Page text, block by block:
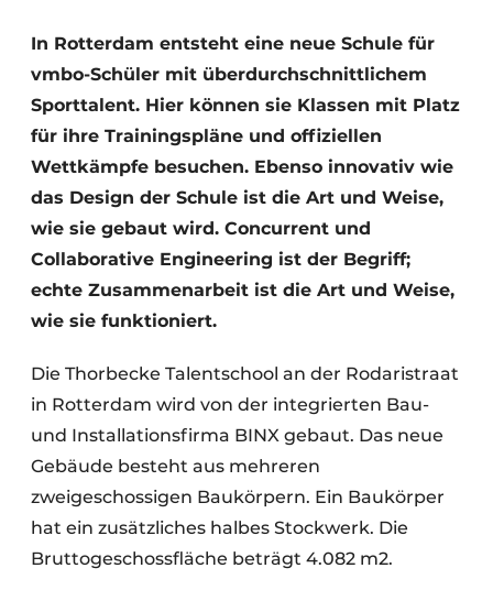
In Rotterdam entsteht eine neue Schule für
vmbo-Schüler mit überdurchschnittlichem
Sporttalent. Hier können sie Klassen mit Platz
für ihre Trainingspläne und offiziellen
Wettkämpfe besuchen. Ebenso innovativ wie
das Design der Schule ist die Art und Weise,
wie sie gebaut wird. Concurrent und
Collaborative Engineering ist der Begriff;
echte Zusammenarbeit ist die Art und Weise,
wie sie funktioniert.
Die Thorbecke Talentschool an der Rodaristraat
in Rotterdam wird von der integrierten Bau-
und Installationsfirma BINX gebaut. Das neue
Gebäude besteht aus mehreren
zweigeschossigen Baukörpern. Ein Baukörper
hat ein zusätzliches halbes Stockwerk. Die
Bruttogeschossfläche beträgt 4.082 m2.